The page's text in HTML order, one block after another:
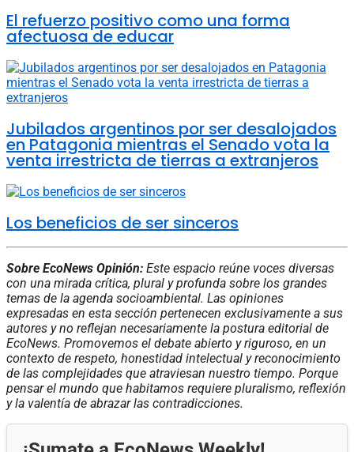
El refuerzo positivo como una forma
afectuosa de educar
Jubilados argentinos por ser desalojados
en Patagonia mientras el Senado vota la
venta irrestricta de tierras a extranjeros
Los beneficios de ser sinceros
Sobre EcoNews Opinión: Este espacio reúne voces diversas
con una mirada crítica, plural y profunda sobre los grandes
temas de la agenda socioambiental. Las opiniones
expresadas en esta sección pertenecen exclusivamente a sus
autores y no reflejan necesariamente la postura editorial de
EcoNews. Promovemos el debate abierto y riguroso, en un
contexto de respeto, honestidad intelectual y reconocimiento
de las complejidades que atraviesan nuestro tiempo. Porque
pensar el mundo que habitamos requiere pluralismo, reflexión
y la valentía de abrazar las contradicciones.